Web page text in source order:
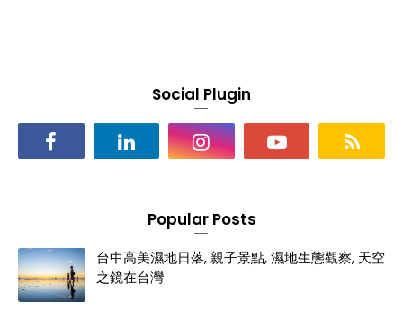
Social Plugin
Popular Posts
台中高美濕地日落, 親子景點, 濕地生態觀察, 天空
之鏡在台灣